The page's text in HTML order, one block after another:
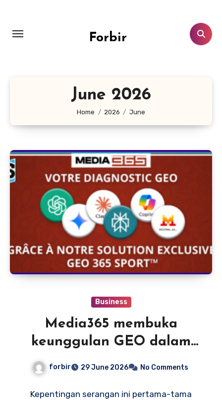
content
Forbir
June 2026
Home 2026 June
Business
Media365 membuka
keunggulan GEO dalam
forbir 29 June 2026 No Comments
Kepentingan serangan ini pertama-tama